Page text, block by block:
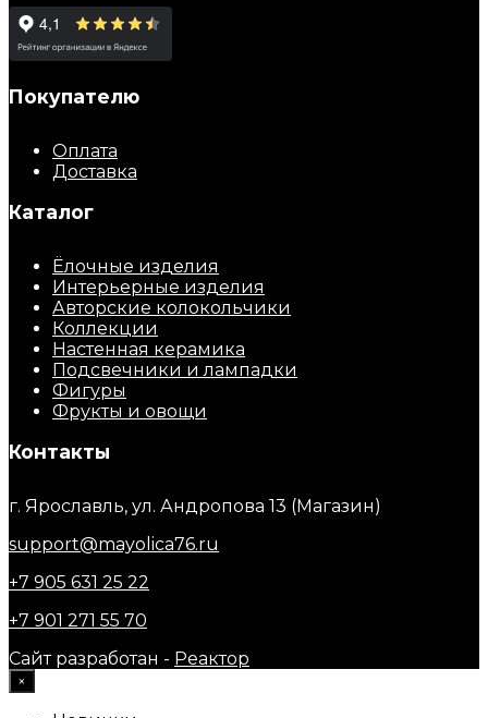
Покупателю
Оплата
Доставка
Каталог
Ёлочные изделия
Интерьерные изделия
Авторские колокольчики
Коллекции
Настенная керамика
Подсвечники и лампадки
Фигуры
Фрукты и овощи
Контакты
г. Ярославль, ул. Андропова 13 (Магазин)
support@mayolica76.ru
+7 905 631 25 22
+7 901 271 55 70
Сайт разработан - Реактор
×